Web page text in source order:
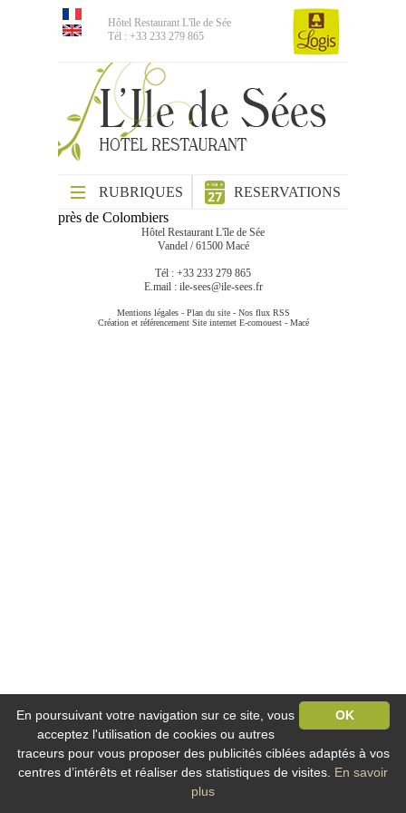
Hôtel Restaurant L'île de Sée
Tél : +33 233 279 865
RUBRIQUES
RESERVATIONS
près de Colombiers
Hôtel Restaurant L'île de Sée
Vandel / 61500 Macé
Tél : +33 233 279 865
E.mail : ile-sees@ile-sees.fr
Mentions légales- Plan du site- Nos flux RSS
Création et référencement Site internet E-comouest - Macé
OK
En poursuivant votre navigation sur ce site, vous
acceptez l'utilisation de cookies ou autres
traceurs pour vous proposer des publicités ciblées adaptés à vos
centres d’intérêts et réaliser des statistiques de visites. En savoir
plus